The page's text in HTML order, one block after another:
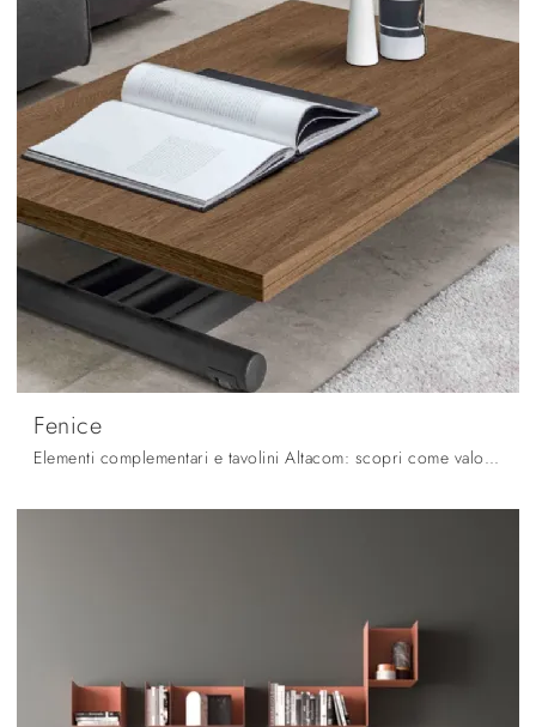
Fenice
Elementi complementari e tavolini Altacom: scopri come valorizzare i tuoi locali moderni con il modello Fenice.